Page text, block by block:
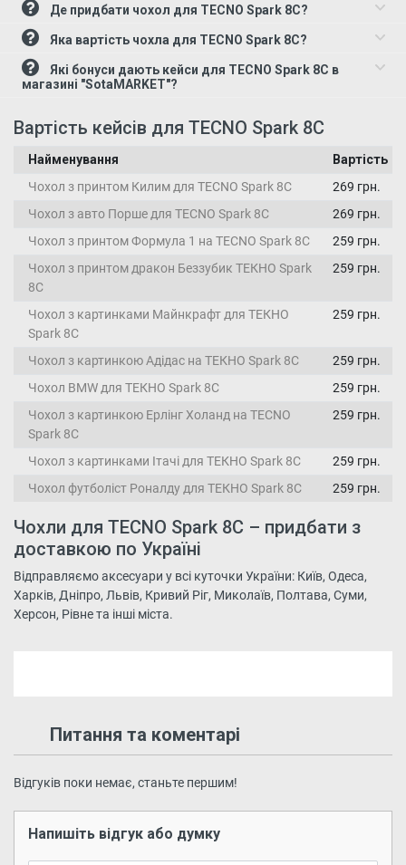
Де придбати чохол для TECNO Spark 8C?
Яка вартість чохла для TECNO Spark 8C?
магазині "SotaMARKET"?
Вартість кейсів для TECNO Spark 8C
Найменування
Вартість
Чохол з принтом Килим для TECNO Spark 8C
269 грн.
Чохол з авто Порше для TECNO Spark 8C
269 грн.
Чохол з принтом Формула 1 на TECNO Spark 8C
259 грн.
Чохол з принтом дракон Беззубик ТЕКНО Spark
8C
259 грн.
Чохол з картинками Майнкрафт для ТЕКНО
Spark 8C
259 грн.
Чохол з картинкою Адідас на ТЕКНО Spark 8C
259 грн.
Чохол BMW для ТЕКНО Spark 8C
259 грн.
Чохол з картинкою Ерлінг Холанд на TECNO
Spark 8C
259 грн.
Чохол з картинками Ітачі для ТЕКНО Spark 8C
259 грн.
Чохол футболіст Роналду для ТЕКНО Spark 8C
259 грн.
Чохли для TECNO Spark 8C – придбати з
доставкою по Україні
Відправляємо аксесуари у всі куточки України: Київ, Одеса,
Харків, Дніпро, Львів, Кривий Ріг, Миколаїв, Полтава, Суми,
Херсон, Рівне та інші міста.
Питання та коментарі
Відгуків поки немає, станьте першим!
Напишіть відгук або думку